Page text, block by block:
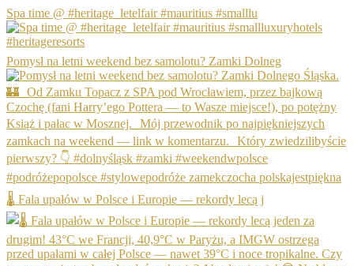
Spa time @ #heritage_letelfair #mauritius #smalllu
Pomysł na letni weekend bez samolotu? Zamki Dolneg
🌡️ Fala upałów w Polsce i Europie — rekordy lecą j